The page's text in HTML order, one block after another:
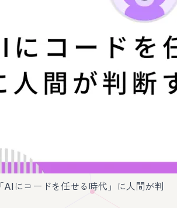
「AIにコードを任せる時代」に人間が判